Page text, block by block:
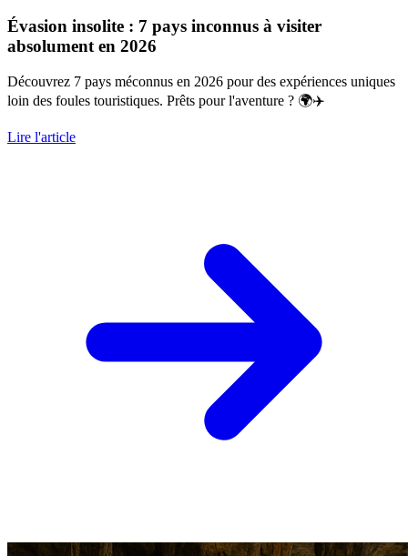
Évasion insolite : 7 pays inconnus à visiter
absolument en 2026
Découvrez 7 pays méconnus en 2026 pour des expériences uniques
loin des foules touristiques. Prêts pour l'aventure ? 🌍✈️
Lire l'article